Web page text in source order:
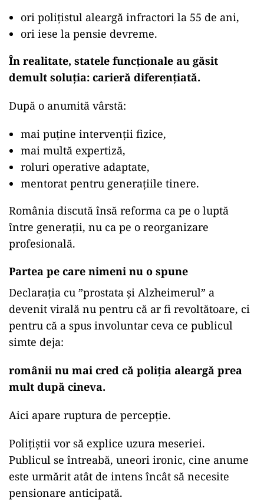
ori polițistul aleargă infractori la 55 de ani,
ori iese la pensie devreme.
În realitate, statele funcționale au găsit
demult soluția: carieră diferențiată.
După o anumită vârstă:
mai puține intervenții fizice,
mai multă expertiză,
roluri operative adaptate,
mentorat pentru generațiile tinere.
România discută însă reforma ca pe o luptă
între generații, nu ca pe o reorganizare
profesională.
Partea pe care nimeni nu o spune
Declarația cu ”prostata și Alzheimerul” a
devenit virală nu pentru că ar fi revoltătoare, ci
pentru că a spus involuntar ceva ce publicul
simte deja:
românii nu mai cred că poliția aleargă prea
mult după cineva.
Aici apare ruptura de percepție.
Polițiștii vor să explice uzura meseriei.
Publicul se întreabă, uneori ironic, cine anume
este urmărit atât de intens încât să necesite
pensionare anticipată.